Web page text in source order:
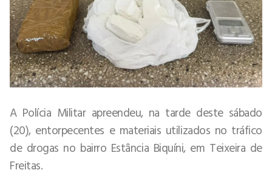
A Polícia Militar apreendeu, na tarde deste sábado
(20), entorpecentes e materiais utilizados no tráfico
de drogas no bairro Estância Biquíni, em Teixeira de
Freitas.